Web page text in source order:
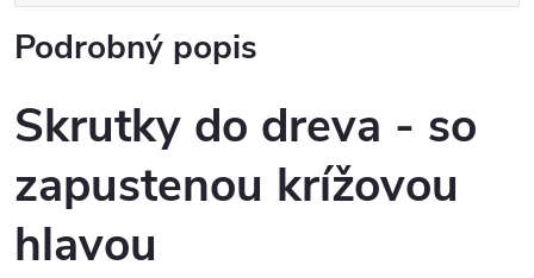
Podrobný popis
Skrutky do dreva - so
zapustenou krížovou
hlavou